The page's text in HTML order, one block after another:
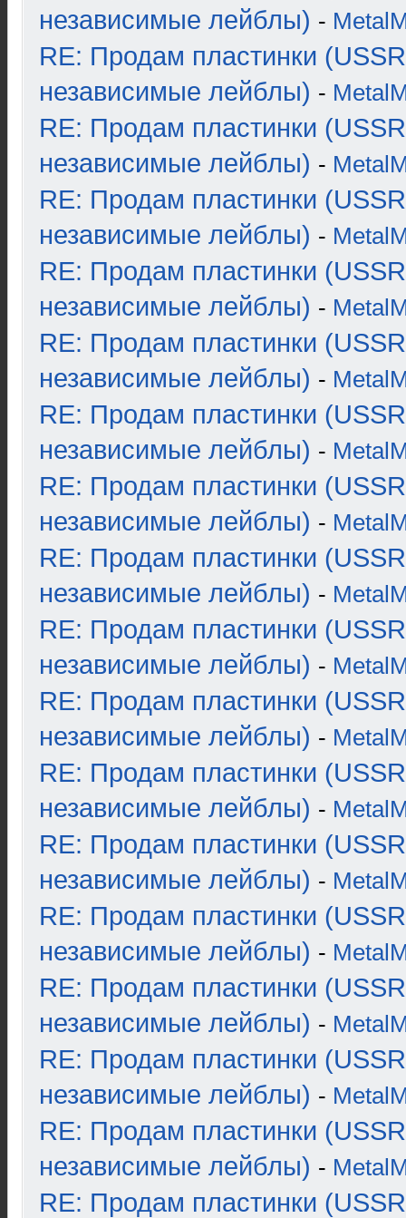
независимые лейблы) -
RE: Продам пластинки
независимые лейблы) -
RE: Продам пластинки
независимые лейблы) -
RE: Продам пластинки
независимые лейблы) -
RE: Продам пластинки
независимые лейблы) -
RE: Продам пластинки
независимые лейблы) -
RE: Продам пластинки
независимые лейблы) -
RE: Продам пластинки
независимые лейблы) -
RE: Продам пластинки
независимые лейблы) -
RE: Продам пластинки
независимые лейблы) -
RE: Продам пластинки
независимые лейблы) -
RE: Продам пластинки
независимые лейблы) -
RE: Продам пластинки
независимые лейблы) -
RE: Продам пластинки
независимые лейблы) -
RE: Продам пластинки
независимые лейблы) -
RE: Продам пластинки
независимые лейблы) -
RE: Продам пластинки
независимые лейблы) -
RE: Продам пластинки